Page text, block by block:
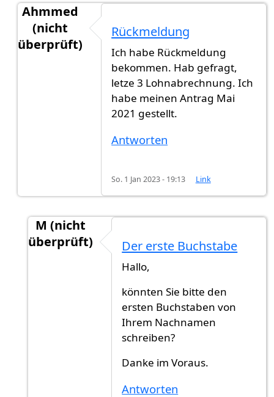
Ahmmed
(nicht
überprüft)
Hat jemand eine neue…von
Rückmeldung
Ich habe Rückmeldung
bekommen. Hab gefragt,
letze 3 Lohnabrechnung. Ich
habe meinen Antrag Mai
2021 gestellt.
Antworten
So. 1 Jan 2023 - 19:13 Link
M (nicht
überprüft)
RückmeldungvonAhmmed
Der erste Buchstabe
Hallo,
könnten Sie bitte den
ersten Buchstaben von
Ihrem Nachnamen
schreiben?
Danke im Voraus.
Antworten